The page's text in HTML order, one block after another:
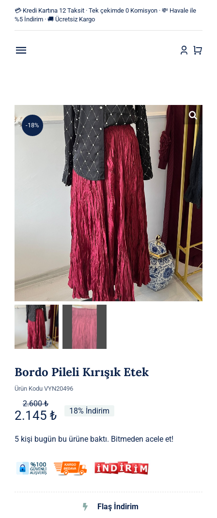
content
💳 Kredi Kartına 12 Taksit · Tek çekimde 0 Komisyon · 💸 Havale ile
%5 İndirim · 🚚 Ücretsiz Kargo
Toggle
Mağaza
Yeni Ürünler
-18%
Bordo Pileli Kırışık Etek
Ürün Kodu VYN20496
2.600₺
Orijinal
fiyat:
2.600 ₺.
2.145 ₺
Şu
andaki
fiyat:
18% İndirim
5 kişi bugün bu ürüne baktı. Bitmeden acele et!
Flaş İndirim